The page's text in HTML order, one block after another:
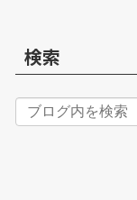
検索